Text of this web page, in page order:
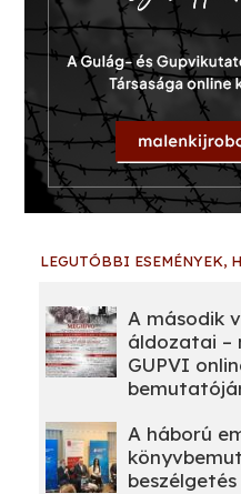
LEGUTÓBBI ESEMÉNYEK,
A második
áldozatai –
GUPVI
A háború
beszélgetés